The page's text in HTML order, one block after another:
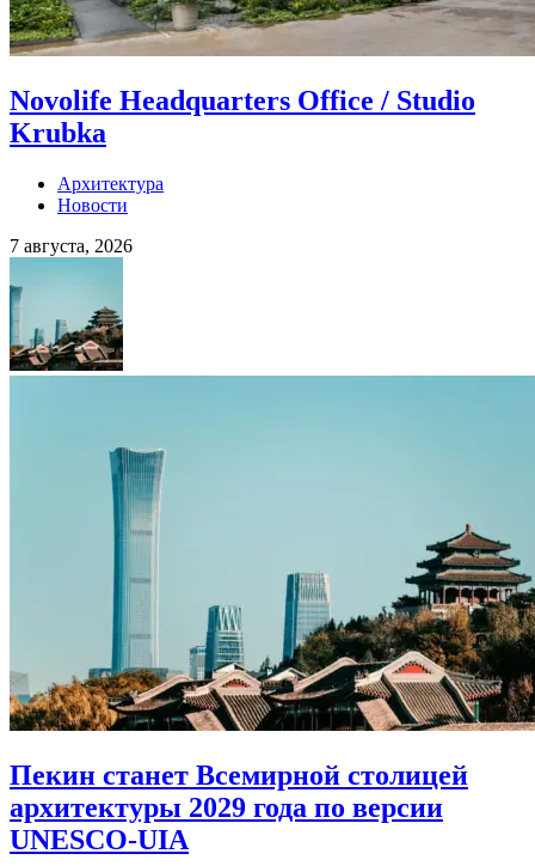
Novolife Headquarters Office / Studio
Krubka
Архитектура
Новости
7 августа, 2026
Пекин станет Всемирной столицей
архитектуры 2029 года по версии
UNESCO-UIA